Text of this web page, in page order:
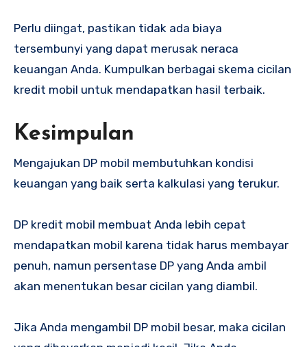
Perlu diingat, pastikan tidak ada biaya
tersembunyi yang dapat merusak neraca
keuangan Anda. Kumpulkan berbagai skema cicilan
kredit mobil untuk mendapatkan hasil terbaik.
Kesimpulan
Mengajukan DP mobil membutuhkan kondisi
keuangan yang baik serta kalkulasi yang terukur.
DP kredit mobil membuat Anda lebih cepat
mendapatkan mobil karena tidak harus membayar
penuh, namun persentase DP yang Anda ambil
akan menentukan besar cicilan yang diambil.
Jika Anda mengambil DP mobil besar, maka cicilan